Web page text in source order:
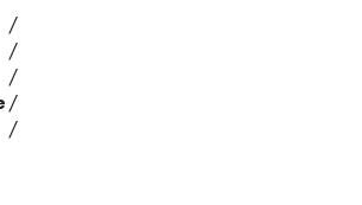
/
/
/
/
/